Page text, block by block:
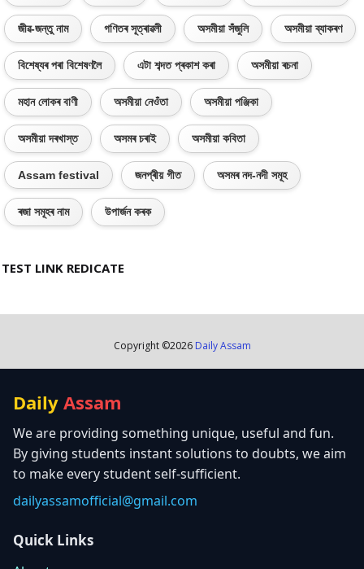
জীৱ-জন্তু নাম গণিতৰ সূত্ৰাৱলী অসমীয়া সঁজুলি অসমীয়া ব্যাকৰণ
বিশেষ্যৰ পৰা বিশেষণলৈ এটা শব্দত প্ৰকাশ কৰা অসমীয়া ৰচনা
মহান লোকৰ বাণী অসমীয়া নেওঁতা অসমীয়া পঞ্জিকা
অসমীয়া দৰখাস্ত অসমৰ চৰাই অসমীয়া কবিতা
Assam festival জনপ্ৰীয় গীত অসমৰ নদ-নদী সমূহ
ৰজা সমূহৰ নাম উপাৰ্জন কৰক
TEST LINK REDICATE
Copyright ©2026 Daily Assam
Daily Assam
We are providing something unique, useful and fun.
By giving students instant solutions to doubts, we aim
to make every student self-sufficient.
dailyassamofficial@gmail.com
Quick Links